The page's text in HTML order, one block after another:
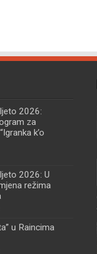
2026:
za
k’o
2026: U
režima
u Raincima